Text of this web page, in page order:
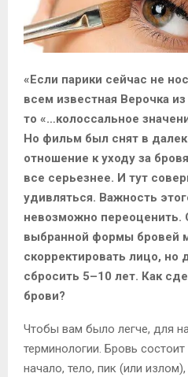
M
N
U
«Если парики сейчас не
всем известная Верочка
то «…колоссальное
Но фильм был снят в
отношение к уходу за
все серьезнее. И тут
удивляться. Важность
невозможно
выбранной формы бровей
скорректировать лицо, но
сбросить 5–10 лет. Как
брови?
Чтобы вам было легче, для
терминологии. Бровь
начало, тело, пик (или